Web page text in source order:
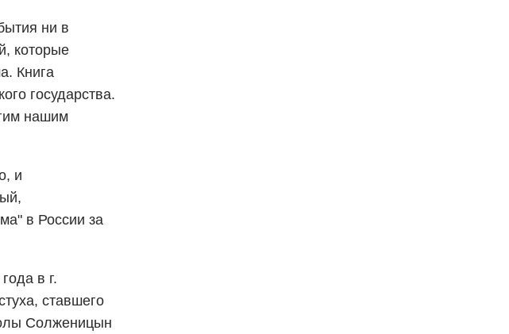
ни в
которые
Книга
государства.
нашим
и
в России за
в г.
ставшего
Солженицын